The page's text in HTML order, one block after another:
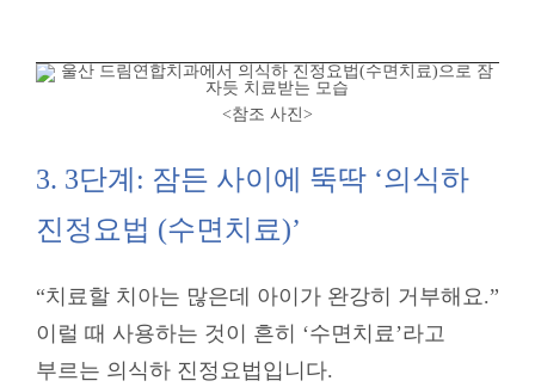
<참조 사진>
3. 3단계: 잠든 사이에 뚝딱 ‘의식하
진정요법 (수면치료)’
“치료할 치아는 많은데 아이가 완강히 거부해요.”
이럴 때 사용하는 것이 흔히 ‘수면치료’라고
부르는 의식하 진정요법입니다.